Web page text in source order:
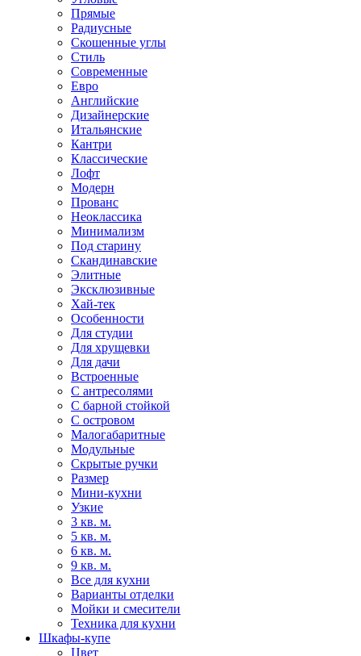
Прямые
Радиусные
Скошенные углы
Стиль
Современные
Евро
Английские
Дизайнерские
Итальянские
Кантри
Классические
Лофт
Модерн
Прованс
Неоклассика
Минимализм
Под старину
Скандинавские
Элитные
Эксклюзивные
Хай-тек
Особенности
Для студии
Для хрущевки
Для дачи
Встроенные
С антресолями
С барной стойкой
С островом
Малогабаритные
Модульные
Скрытые ручки
Размер
Мини-кухни
Узкие
3 кв. м.
5 кв. м.
6 кв. м.
9 кв. м.
Все для кухни
Варианты отделки
Мойки и смесители
Техника для кухни
Шкафы-купе
Цвет